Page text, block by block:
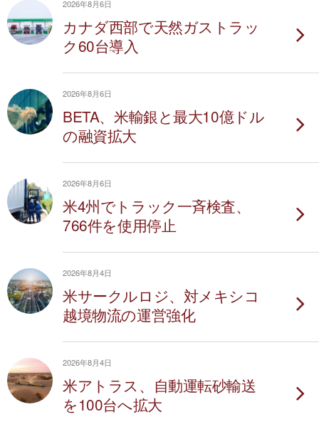
2026年8月6日
カナダ西部で天然ガストラッ
ク60台導入
2026年8月6日
BETA、米輸銀と最大10億ドル
の融資拡大
2026年8月6日
米4州でトラック一斉検査、
766件を使用停止
2026年8月4日
米サークルロジ、対メキシコ
越境物流の運営強化
2026年8月4日
米アトラス、自動運転砂輸送
を100台へ拡大